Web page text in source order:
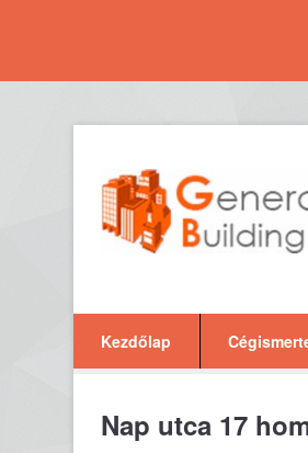
Kezdőlap
Nap utca 17